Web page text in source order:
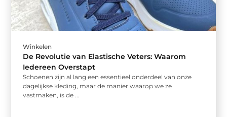
Winkelen
De Revolutie van Elastische Veters: Waarom
Iedereen Overstapt
Schoenen zijn al lang een essentieel onderdeel van onze
dagelijkse kleding, maar de manier waarop we ze
vastmaken, is de ...